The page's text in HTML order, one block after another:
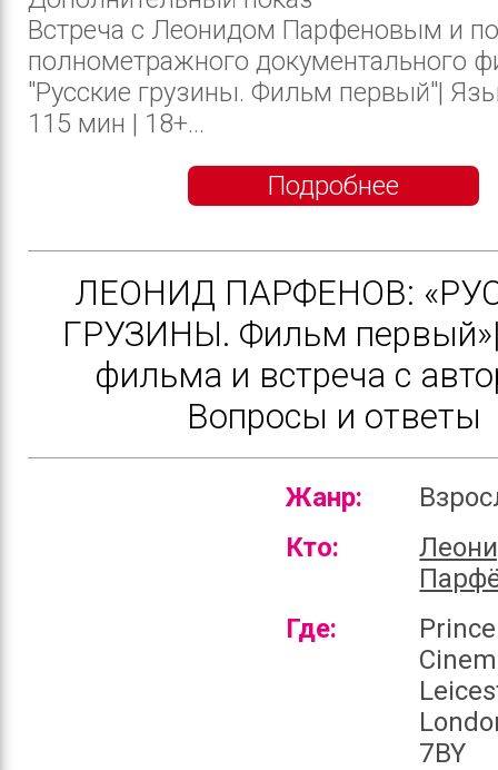
Встреча с Леонидом Парфеновым и
полнометражного документального
"Русские грузины. Фильм первый"|
115 мин | 18+...
Подробнее
ЛЕОНИД ПАРФЕНОВ:
ГРУЗИНЫ. Фильм
фильма и встреча с
Вопросы и ответы
Жанр:
Кто:
Где:
7BY